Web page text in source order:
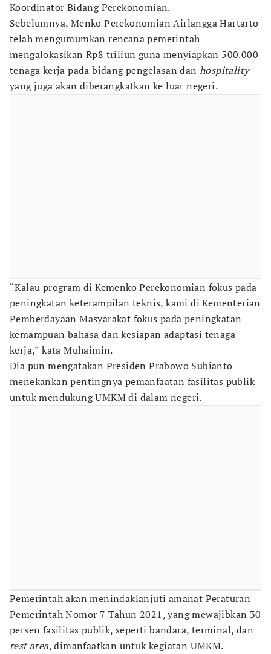
Koordinator Bidang Perekonomian.
Sebelumnya, Menko Perekonomian Airlangga Hartarto
telah mengumumkan rencana pemerintah
mengalokasikan Rp8 triliun guna menyiapkan 500.000
tenaga kerja pada bidang pengelasan dan hospitality
yang juga akan diberangkatkan ke luar negeri.
“Kalau program di Kemenko Perekonomian fokus pada
peningkatan keterampilan teknis, kami di Kementerian
Pemberdayaan Masyarakat fokus pada peningkatan
kemampuan bahasa dan kesiapan adaptasi tenaga
kerja,” kata Muhaimin.
Dia pun mengatakan Presiden Prabowo Subianto
menekankan pentingnya pemanfaatan fasilitas publik
untuk mendukung UMKM di dalam negeri.
Pemerintah akan menindaklanjuti amanat Peraturan
Pemerintah Nomor 7 Tahun 2021, yang mewajibkan 30
persen fasilitas publik, seperti bandara, terminal, dan
rest area, dimanfaatkan untuk kegiatan UMKM.